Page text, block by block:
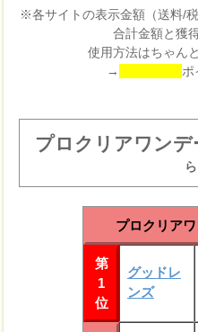
※各サイトの表示金額（送料/
合計金額と獲
使用方法はちゃん
→
ポ
プロクリアワンデ
プロクリア
第
1
位
グッドレ
ンズ